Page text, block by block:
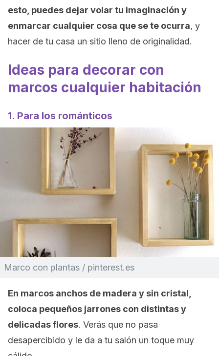
esto, puedes dejar volar tu imaginación y
enmarcar cualquier cosa que se te ocurra, y
hacer de tu casa un sitio lleno de originalidad.
Ideas para decorar con
marcos cualquier habitación
1. Para los románticos
Marco con plantas / pinterest.es
En marcos anchos de madera y sin cristal,
coloca pequeños jarrones con distintas y
delicadas flores. Verás que no pasa
desapercibido y le da a tu salón un toque muy